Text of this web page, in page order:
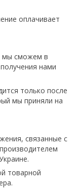
оплачивает
мы сможем в
нами
только после
мы приняли на
связанные с
товарной